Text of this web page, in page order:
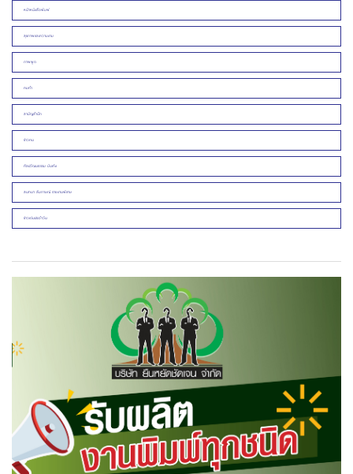
หน้าหนังสือพิมพ์
สุขภาพและความงาม
ภาพพูด
คมคำ
สามัญสำนึก
ข่าวคน
ศิลปวัฒนธรรม บันเทิง
สนทนา สัมภาษณ์ รายงานพิเศษ
ข่าวเด่นประจำวัน